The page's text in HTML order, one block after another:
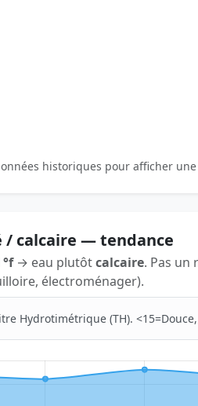
historiques pour afficher
/ calcaire — tendance
→ eau plutôtcalcaire. Pas un
électroménager).
Hydrotimétrique (TH).